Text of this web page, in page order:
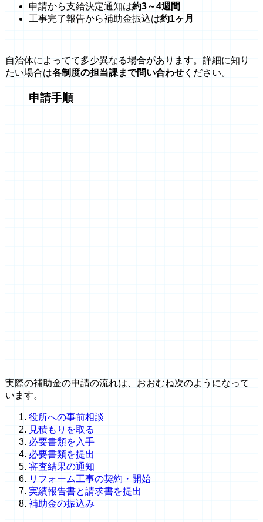
申請から支給決定通知は約3～4週間
工事完了報告から補助金振込は約1ヶ月
自治体によってて多少異なる場合があります。詳細に知り
たい場合は各制度の担当課まで問い合わせ ください。
申請手順
実際の補助金の申請の流れは、おおむね次のようになって
います。
役所への事前相談
見積もりを取る
必要書類を入手
必要書類を提出
審査結果の通知
リフォーム工事の契約・開始
実績報告書と請求書を提出
補助金の振込み